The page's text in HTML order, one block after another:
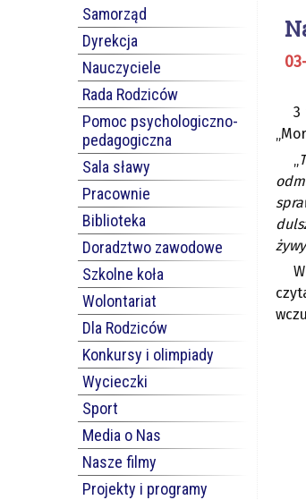
Samorząd
Dyrekcja
Nauczyciele
Rada Rodziców
Pomoc psychologiczno-
pedagogiczna
Sala sławy
Pracownie
Biblioteka
Doradztwo zawodowe
Szkolne koła
Wolontariat
Dla Rodziców
Konkursy i olimpiady
Wycieczki
Sport
Media o Nas
Nasze filmy
Projekty i programy
3
„